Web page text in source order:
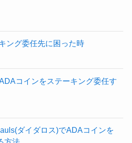
ング委任先に困った時
コインをステーキング委任す
ダイダロス)でADAコインを